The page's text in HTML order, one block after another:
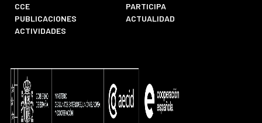
CCE
PARTICIPA
PUBLICACIONES
ACTUALIDAD
ACTIVIDADES